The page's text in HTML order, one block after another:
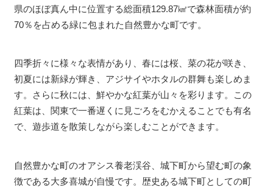
県のほぼ真ん中に位置する総面積129.87㎢で森林面積が約
70％を占める緑に包まれた自然豊かな町です。
四季折々に様々な表情があり、春には桜、菜の花が咲き、
初夏には新緑が輝き、アジサイやホタルの群舞も楽しめま
す。さらに秋には、鮮やかな紅葉が山々を彩ります。この
紅葉は、関東で一番遅くに見ごろをむかえることでも有名
で、遊歩道を散策しながら楽しむことができます。
自然豊かな町のオアシス養老渓谷、城下町から望む町の象
徴である大多喜城が自慢です。歴史ある城下町としての町